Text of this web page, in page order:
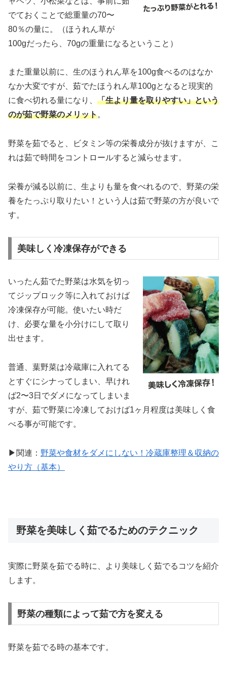
でておくことで総重量の70〜
80％の量に。（ほうれん草が
100gだったら、70gの重量になるということ）
また重量以前に、生のほうれん草を100g食べるのはなか
なか大変ですが、茹でたほうれん草100gとなると現実的
に食べ切れる量になり、 「生より量を取りやすい」という
のが茹で野菜のメリット。
野菜を茹でると、ビタミン等の栄養成分が抜けますが、こ
れは茹で時間をコントロールすると減らせます。
栄養が減る以前に、生よりも量を食べれるので、野菜の栄
養をたっぷり取りたい！という人は茹で野菜の方が良いで
す。
美味しく冷凍保存ができる
いったん茹でた野菜は水気を切っ
てジップロック等に入れておけば
冷凍保存が可能。使いたい時だ
け、必要な量を小分けにして取り
出せます。
普通、葉野菜は冷蔵庫に入れてる
とすぐにシナってしまい、早けれ
ば2〜3日でダメになってしまいま
すが、茹で野菜に冷凍しておけば1ヶ月程度は美味しく食
べる事が可能です。
▶関連： 野菜や食材をダメにしない！冷蔵庫整理＆収納の
やり方（基本）
野菜を美味しく茹でるためのテクニック
実際に野菜を茹でる時に、より美味しく茹でるコツを紹介
します。
野菜の種類によって茹で方を変える
野菜を茹でる時の基本です。